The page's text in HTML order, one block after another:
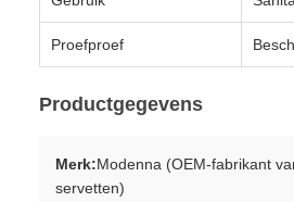
Proefproef
Productgegevens
Merk:Modenna (OEM-fabrikant
servetten)